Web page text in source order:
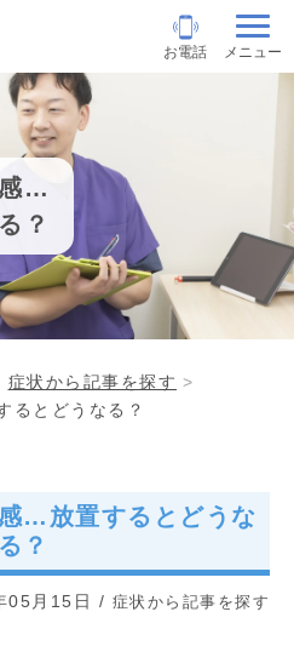
お電話 メニュー
…
？
症状から記事を探す
るとどうなる？
…放置するとどうな
る？
05月15日 / 症状から記事を探す